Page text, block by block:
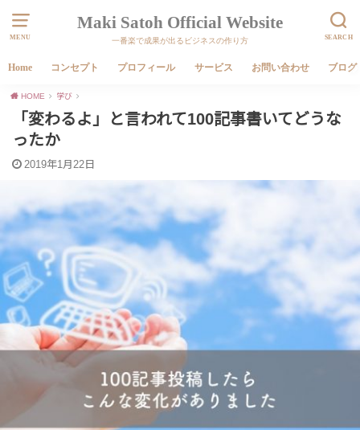
MENU SEARCH
Maki Satoh Official Website
一番楽で成果が出るビジネスの作り方
Home コンセプト プロフィール サービス お問い合わせ ブログ
HOME 学び
「変わるよ」と言われて100記事書いてどうな
ったか
2019年1月22日